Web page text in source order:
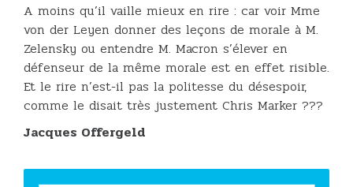
A moins qu’il vaille mieux en rire : car voir Mme
von der Leyen donner des leçons de morale à M.
Zelensky ou entendre M. Macron s’élever en
défenseur de la même morale est en effet risible.
Et le rire n’est-il pas la politesse du désespoir,
comme le disait très justement Chris Marker ???
Jacques Offergeld